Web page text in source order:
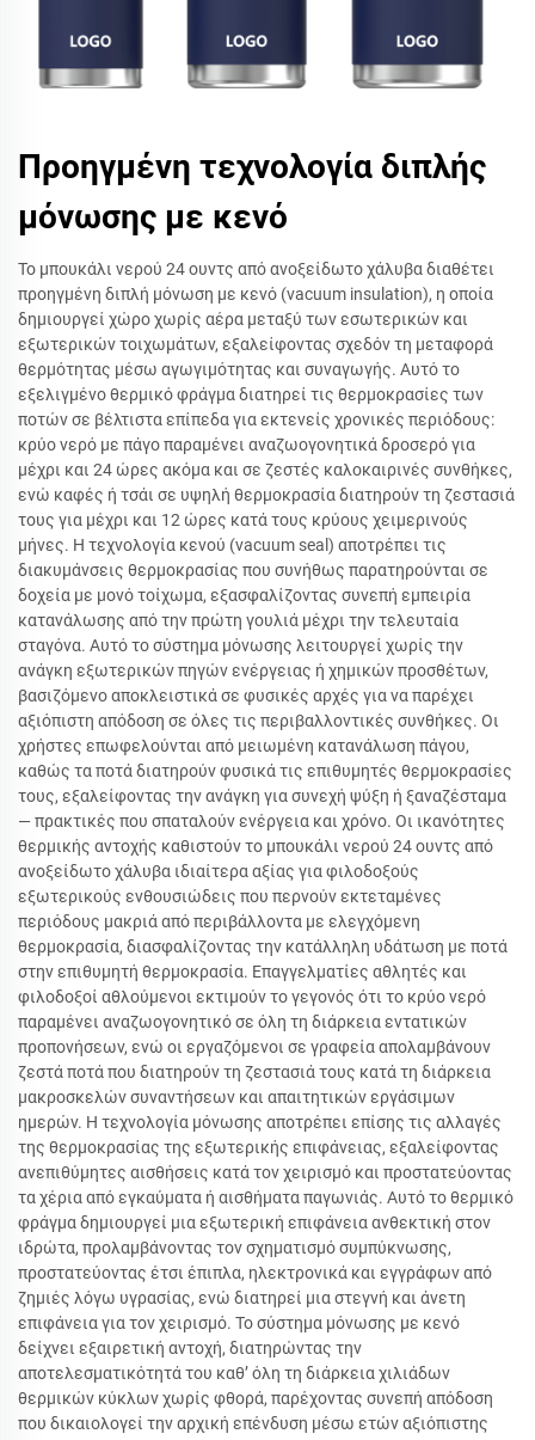
Προηγμένη τεχνολογία διπλής
μόνωσης με κενό
Το μπουκάλι νερού 24 ουντς από ανοξείδωτο χάλυβα διαθέτει
προηγμένη διπλή μόνωση με κενό (vacuum insulation), η οποία
δημιουργεί χώρο χωρίς αέρα μεταξύ των εσωτερικών και
εξωτερικών τοιχωμάτων, εξαλείφοντας σχεδόν τη μεταφορά
θερμότητας μέσω αγωγιμότητας και συναγωγής. Αυτό το
εξελιγμένο θερμικό φράγμα διατηρεί τις θερμοκρασίες των
ποτών σε βέλτιστα επίπεδα για εκτενείς χρονικές περιόδους:
κρύο νερό με πάγο παραμένει αναζωογονητικά δροσερό για
μέχρι και 24 ώρες ακόμα και σε ζεστές καλοκαιρινές συνθήκες,
ενώ καφές ή τσάι σε υψηλή θερμοκρασία διατηρούν τη ζεστασιά
τους για μέχρι και 12 ώρες κατά τους κρύους χειμερινούς
μήνες. Η τεχνολογία κενού (vacuum seal) αποτρέπει τις
διακυμάνσεις θερμοκρασίας που συνήθως παρατηρούνται σε
δοχεία με μονό τοίχωμα, εξασφαλίζοντας συνεπή εμπειρία
κατανάλωσης από την πρώτη γουλιά μέχρι την τελευταία
σταγόνα. Αυτό το σύστημα μόνωσης λειτουργεί χωρίς την
ανάγκη εξωτερικών πηγών ενέργειας ή χημικών προσθέτων,
βασιζόμενο αποκλειστικά σε φυσικές αρχές για να παρέχει
αξιόπιστη απόδοση σε όλες τις περιβαλλοντικές συνθήκες. Οι
χρήστες επωφελούνται από μειωμένη κατανάλωση πάγου,
καθώς τα ποτά διατηρούν φυσικά τις επιθυμητές θερμοκρασίες
τους, εξαλείφοντας την ανάγκη για συνεχή ψύξη ή ξαναζέσταμα
— πρακτικές που σπαταλούν ενέργεια και χρόνο. Οι ικανότητες
θερμικής αντοχής καθιστούν το μπουκάλι νερού 24 ουντς από
ανοξείδωτο χάλυβα ιδιαίτερα αξίας για φιλοδοξούς
εξωτερικούς ενθουσιώδεις που περνούν εκτεταμένες
περιόδους μακριά από περιβάλλοντα με ελεγχόμενη
θερμοκρασία, διασφαλίζοντας την κατάλληλη υδάτωση με ποτά
στην επιθυμητή θερμοκρασία. Επαγγελματίες αθλητές και
φιλοδοξοί αθλούμενοι εκτιμούν το γεγονός ότι το κρύο νερό
παραμένει αναζωογονητικό σε όλη τη διάρκεια εντατικών
προπονήσεων, ενώ οι εργαζόμενοι σε γραφεία απολαμβάνουν
ζεστά ποτά που διατηρούν τη ζεστασιά τους κατά τη διάρκεια
μακροσκελών συναντήσεων και απαιτητικών εργάσιμων
ημερών. Η τεχνολογία μόνωσης αποτρέπει επίσης τις αλλαγές
της θερμοκρασίας της εξωτερικής επιφάνειας, εξαλείφοντας
ανεπιθύμητες αισθήσεις κατά τον χειρισμό και προστατεύοντας
τα χέρια από εγκαύματα ή αισθήματα παγωνιάς. Αυτό το θερμικό
φράγμα δημιουργεί μια εξωτερική επιφάνεια ανθεκτική στον
ιδρώτα, προλαμβάνοντας τον σχηματισμό συμπύκνωσης,
προστατεύοντας έτσι έπιπλα, ηλεκτρονικά και εγγράφων από
ζημιές λόγω υγρασίας, ενώ διατηρεί μια στεγνή και άνετη
επιφάνεια για τον χειρισμό. Το σύστημα μόνωσης με κενό
δείχνει εξαιρετική αντοχή, διατηρώντας την
αποτελεσματικότητά του καθ’ όλη τη διάρκεια χιλιάδων
θερμικών κύκλων χωρίς φθορά, παρέχοντας συνεπή απόδοση
που δικαιολογεί την αρχική επένδυση μέσω ετών αξιόπιστης